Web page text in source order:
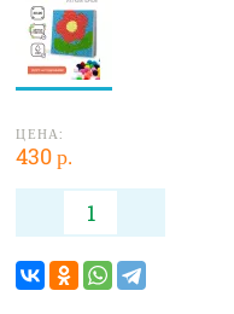
ЦЕНА:
430 р.